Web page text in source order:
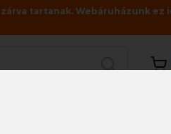
tartanak. Webáruházunk ez